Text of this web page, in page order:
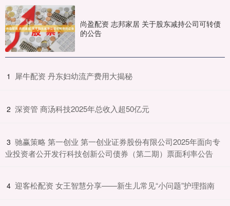
尚盈配资 志邦家居 关于股东减持公司可转债
的公告
1 ​犀牛配资 丹东妇幼流产费用大揭秘
2 ​深资管 商汤科技2025年总收入超50亿元
3 ​驰赢策略 第一创业 第一创业证券股份有限公司2025年面向专
业投资者公开发行科技创新公司债券（第二期）票面利率公告
4 ​迎客松配资 女王智慧分享——新生儿常见“小问题”护理指南